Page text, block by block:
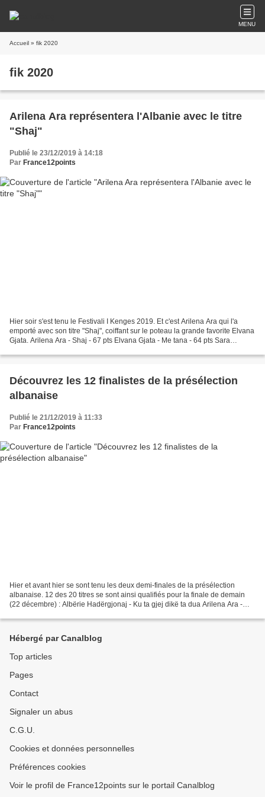
MENU
Accueil » fik 2020
fik 2020
Arilena Ara représentera l'Albanie avec le titre
"Shaj"
Publié le 23/12/2019 à 14:18
Par France12points
Hier soir s'est tenu le Festivali I Kenges 2019. Et c'est Arilena Ara qui l'a
emporté avec son titre "Shaj", coiffant sur le poteau la grande favorite Elvana
Gjata. Arilena Ara - Shaj - 67 pts Elvana Gjata - Me tana - 64 pts Sara
Découvrez les 12 finalistes de la présélection
albanaise
Publié le 21/12/2019 à 11:33
Par France12points
Hier et avant hier se sont tenu les deux demi-finales de la présélection
albanaise. 12 des 20 titres se sont ainsi qualifiés pour la finale de demain
(22 décembre) : Albërie Hadërgjonaj - Ku ta gjej dikë ta dua Arilena Ara -
Hébergé par Canalblog
Top articles
Pages
Contact
Signaler un abus
C.G.U.
Cookies et données personnelles
Préférences cookies
Voir le profil de France12points sur le portail Canalblog